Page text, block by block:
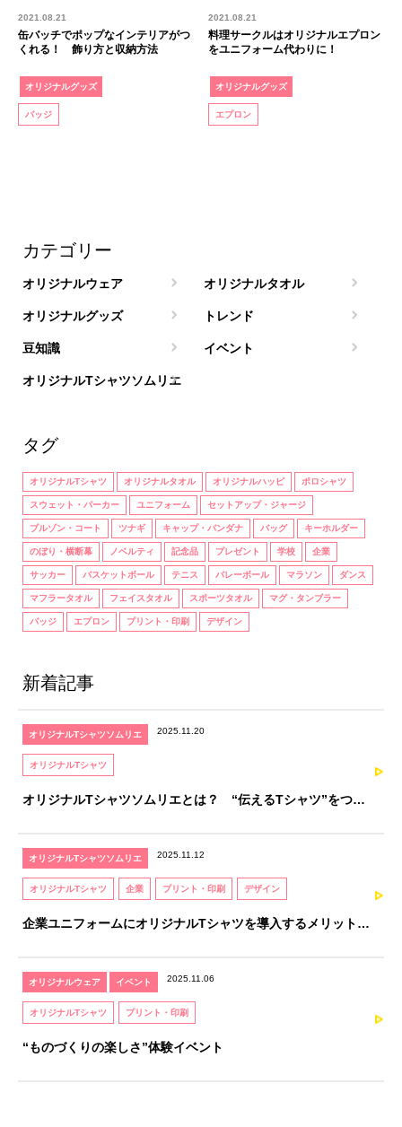
2021.08.21
缶バッチでポップなインテリアがつ
くれる！ 飾り方と収納方法
オリジナルグッズ
バッジ
2021.08.21
料理サークルはオリジナルエプロン
をユニフォーム代わりに！
オリジナルグッズ
エプロン
カテゴリー
オリジナルウェア オリジナルタオル
オリジナルグッズ トレンド
豆知識 イベント
オリジナルTシャツソムリエ
タグ
オリジナルTシャツ オリジナルタオル オリジナルハッピ ポロシャツ
スウェット・パーカー ユニフォーム セットアップ・ジャージ
ブルゾン・コート ツナギ キャップ・バンダナ バッグ キーホルダー
のぼり・横断幕 ノベルティ 記念品 プレゼント 学校 企業
サッカー バスケットボール テニス バレーボール マラソン ダンス
マフラータオル フェイスタオル スポーツタオル マグ・タンブラー
バッジ エプロン プリント・印刷 デザイン
新着記事
オリジナルTシャツソムリエ 2025.11.20
オリジナルTシャツ
オリジナルTシャツソムリエとは？ “伝えるTシャツ”をつく
オリジナルTシャツソムリエ 2025.11.12
オリジナルTシャツ 企業 プリント・印刷 デザイン
企業ユニフォームにオリジナルTシャツを導入するメリットと
オリジナルウェア イベント 2025.11.06
オリジナルTシャツ プリント・印刷
“ものづくりの楽しさ”体験イベント